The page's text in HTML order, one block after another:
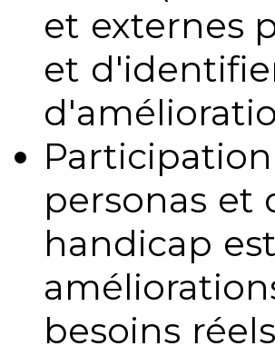
et externes
et
personas et
handicap
besoins